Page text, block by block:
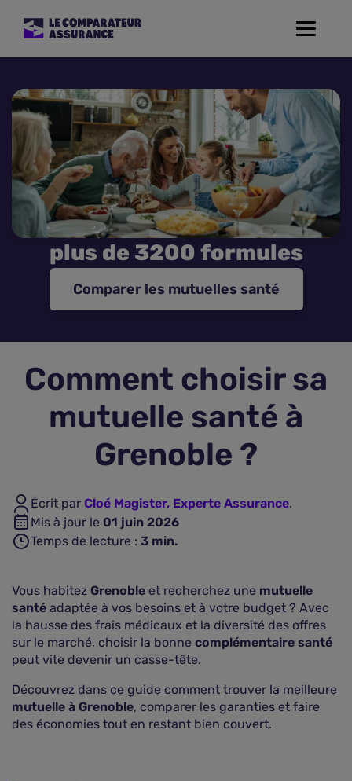
Toggle
Mutuelle Santé
Assurance Moto
Assurance Habitation
Assurance de prêt
Assurance Animaux
Assurance vie
Plus d'assurances
plus de 3200 formules
Comparer les mutuelles santé
Comment choisir sa
mutuelle santé à
Grenoble ?
Écrit par Cloé Magister, Experte Assurance.
Mis à jour le 01 juin 2026
Temps de lecture : 3 min.
Vous habitez Grenoble et recherchez une mutuelle
santé adaptée à vos besoins et à votre budget ? Avec
la hausse des frais médicaux et la diversité des offres
sur le marché, choisir la bonne complémentaire santé
peut vite devenir un casse-tête.
Découvrez dans ce guide comment trouver la meilleure
mutuelle à Grenoble, comparer les garanties et faire
des économies tout en restant bien couvert.